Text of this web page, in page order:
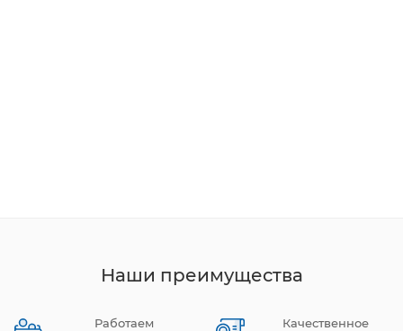
Наши преимущества
Работаем
Качественное